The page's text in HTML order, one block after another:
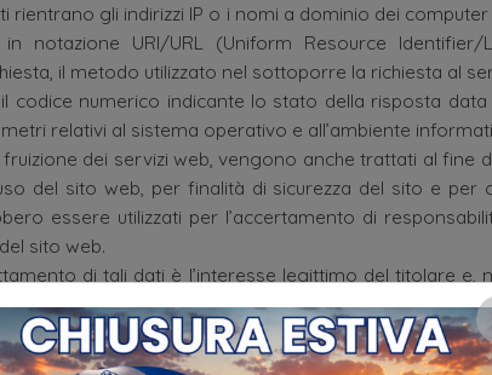
rientrano gli indirizzi IP o i nomi a dominio dei
notazione URI/URL (Uniform Resource
il metodo utilizzato nel sottoporre la richiesta al
codice numerico indicante lo stato della risposta
relativi al sistema operativo e all’ambiente
fruizione dei servizi web, vengono anche trattati al fine
del sito web, per finalità di sicurezza del sito e
essere utilizzati per l’accertamento di
sito web.
di tali dati è l’interesse legittimo del titolare e,
di legge.
esclusivamente in forma anonima ed aggregata
per tutti questi dati è stato impedito l’incrocio